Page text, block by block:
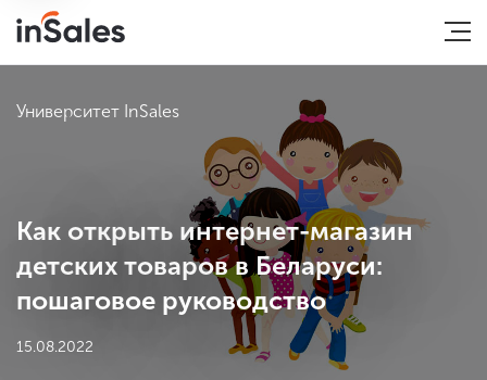
Университет InSales
Как открыть интернет-магазин
детских товаров в Беларуси:
пошаговое руководство
15.08.2022